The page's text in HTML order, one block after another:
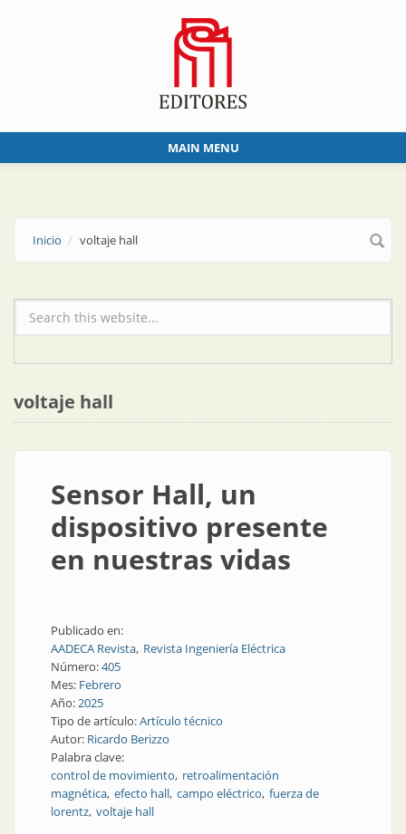
MAIN MENU
Inicio voltaje hall
Formulario de búsqueda
voltaje hall
Sensor Hall, un
dispositivo presente
en nuestras vidas
Publicado en:
AADECA Revista Revista Ingeniería Eléctrica
Número:405
Mes: Febrero
Año:2025
Tipo de artículo:Artículo técnico
Autor: Ricardo Berizzo
Palabra clave:
control de movimiento retroalimentación
magnética efecto hall campo eléctrico fuerza de
lorentz voltaje hall